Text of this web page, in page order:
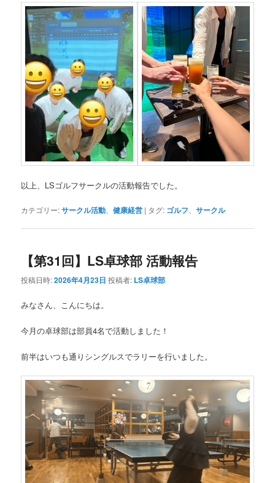
以上、LSゴルフサークルの活動報告でした。
カテゴリー:サークル活動 、健康経営 | タグ: ゴルフ 、サークル
【第31回】LS卓球部 活動報告
投稿日時:2026年4月23日 投稿者: LS卓球部
みなさん、こんにちは。
今月の卓球部は部員4名で活動しました！
前半はいつも通りシングルスでラリーを行いました。